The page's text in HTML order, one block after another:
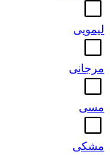
لیمویی
مرجانی
مسی
مشکی